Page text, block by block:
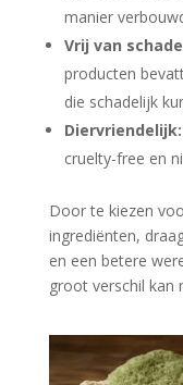
manier
Vrij van
producten
die schadelijk
Diervriendelijk:
cruelty-free en
Door te kiezen
ingrediënten,
en een betere
groot verschil kan